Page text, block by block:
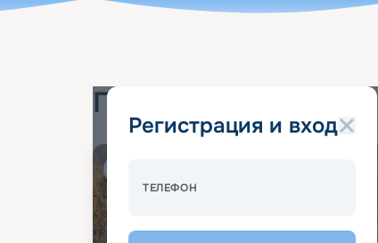
Регистрация и вход
ТЕЛЕФОН
Популярные круизы